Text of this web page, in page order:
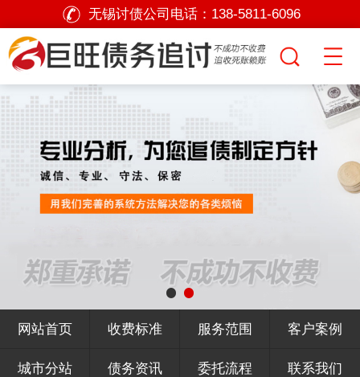
无锡讨债公司电话： 138-5811-6096
网站首页 收费标准 服务范围 客户案例
城市分站 债务资讯 委托流程 联系我们